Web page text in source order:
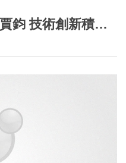
新華網專訪：唐光德、賈鈞 技術創新積極應對“治霾”挑戰